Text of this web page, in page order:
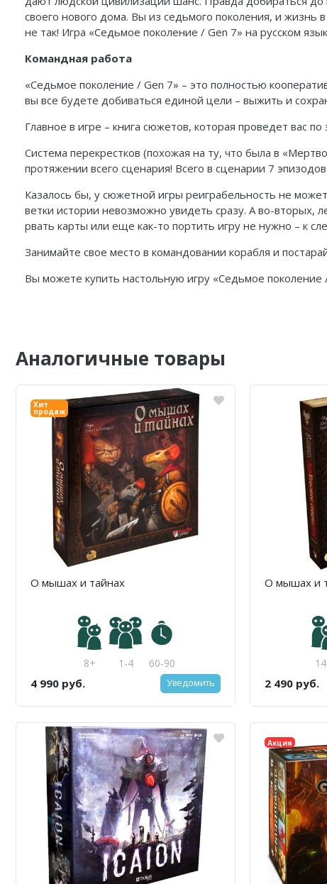
своего нового дома. Вы из седьмого поколения, и жизнь
не так! Игра «Седьмое поколение / Gen 7» на русском
Командная работа
«Седьмое поколение / Gen 7» – это полностью
вы все будете добиваться единой цели – выжить и
Главное в игре – книга сюжетов, которая проведет вас
Система перекрестков (похожая на ту, что была в
протяжении всего сценария! Всего в сценарии 7
Казалось бы, у сюжетной игры реиграбельность не
ветки истории невозможно увидеть сразу. А во-вторых,
рвать карты или еще как-то портить игру не нужно – к
Занимайте свое место в командовании корабля и
Вы можете купить настольную игру «Седьмое поколение
Аналогичные товары
Хит
продаж
О мышах и тайнах
8+ 1-4 60-90
4 990 руб. Уведомить
О мышах и
2 490 руб.
Акция